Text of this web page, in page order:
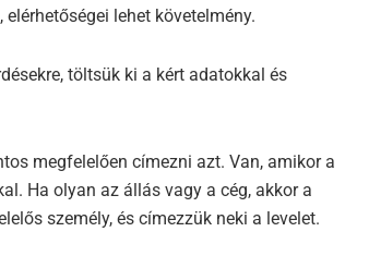
lehet követelmény.
töltsük ki a kért adatokkal és
megfelelően címezni azt. Van, amikor a
Ha olyan az állás vagy a cég, akkor a
személy, és címezzük neki a levelet.